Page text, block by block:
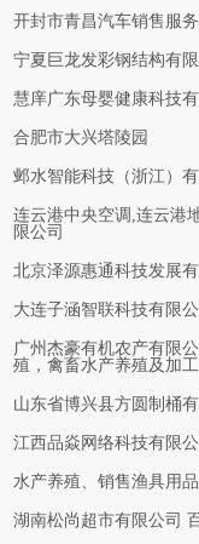
开封市青昌汽车销售服
宁夏巨龙发彩钢结构有限
慧庠广东母婴健康科技有
合肥市大兴塔陵园
邺水智能科技（浙江）有
连云港中央空调,连云港
限公司
北京泽源惠通科技发展有
大连子涵智联科技有限
广州杰豪有机农产有限
殖，禽畜水产养殖及加工
山东省博兴县方圆制桶
江西品焱网络科技有限
水产养殖、销售渔具用
湖南松尚超市有限公司